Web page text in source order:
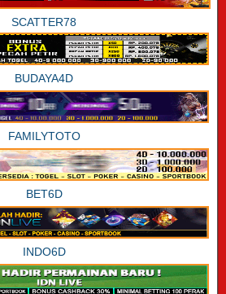
SCATTER78
BUDAYA4D
FAMILYTOTO
BET6D
INDO6D